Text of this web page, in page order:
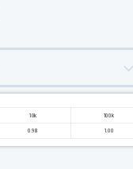
10k 100k
0.98 1.00